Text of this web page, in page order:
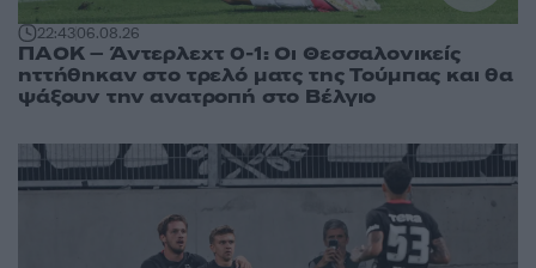
22:4306.08.26
ΠΑΟΚ – Άντερλεχτ 0-1: Οι Θεσσαλονικείς
ηττήθηκαν στο τρελό ματς της Τούμπας και θα
ψάξουν την ανατροπή στο Βέλγιο